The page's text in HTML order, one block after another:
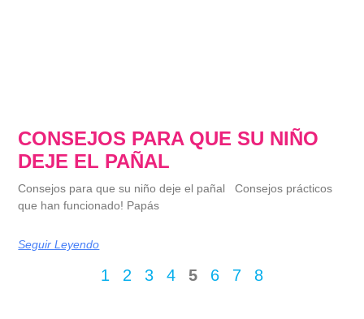
CONSEJOS PARA QUE SU NIÑO
DEJE EL PAÑAL
Consejos para que su niño deje el pañal Consejos prácticos
que han funcionado! Papás
Seguir Leyendo
1 2 3 4 5 6 7 8